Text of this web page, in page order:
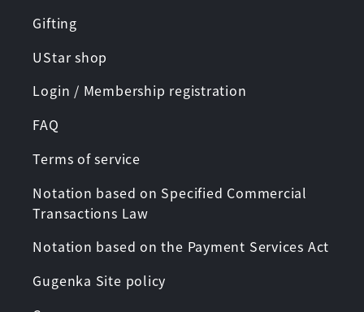
Gifting
UStar shop
Login / Membership registration
FAQ
Terms of service
Notation based on Specified Commercial
Transactions Law
Notation based on the Payment Services Act
Gugenka Site policy